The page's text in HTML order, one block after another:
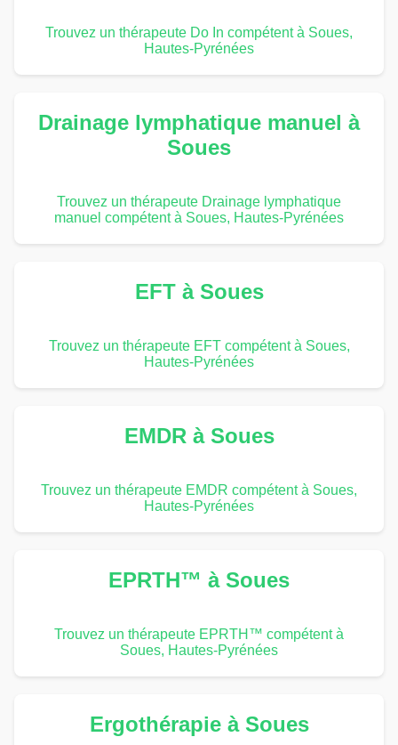
Trouvez un thérapeute Do In compétent à Soues,
Hautes-Pyrénées
Drainage lymphatique manuel à
Soues
Trouvez un thérapeute Drainage lymphatique
manuel compétent à Soues, Hautes-Pyrénées
EFT à Soues
Trouvez un thérapeute EFT compétent à Soues,
Hautes-Pyrénées
EMDR à Soues
Trouvez un thérapeute EMDR compétent à Soues,
Hautes-Pyrénées
EPRTH™ à Soues
Trouvez un thérapeute EPRTH™ compétent à
Soues, Hautes-Pyrénées
Ergothérapie à Soues